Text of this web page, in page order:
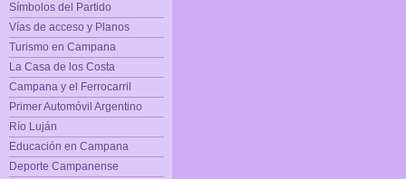
Símbolos del Partido
Vías de acceso y Planos
Turismo en Campana
La Casa de los Costa
Campana y el Ferrocarril
Primer Automóvil Argentino
Río Luján
Educación en Campana
Deporte Campanense